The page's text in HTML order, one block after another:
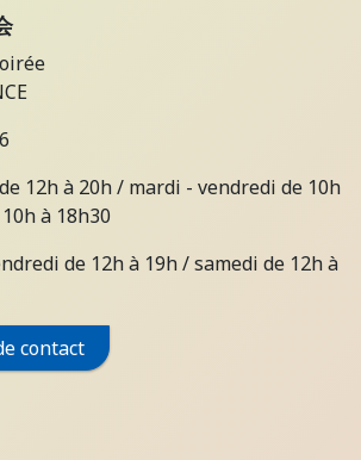
12h à 20h / mardi - vendredi de 10h
à 18h30
de 12h à 19h / samedi de 12h à
contact